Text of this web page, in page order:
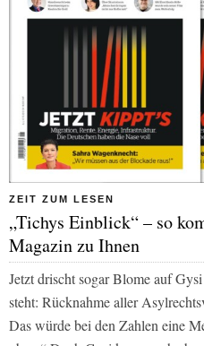
ZEIT ZUM LESEN
„Tichys Einblick“ – so
Magazin zu Ihnen
Jetzt drischt sogar Blome auf
steht: Rücknahme aller
Das würde bei den Zahlen eine